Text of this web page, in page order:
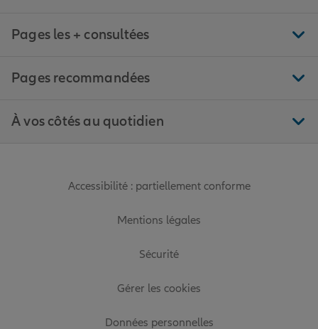
Pages les + consultées
Pages recommandées
À vos côtés au quotidien
Accessibilité : partiellement conforme
Mentions légales
Sécurité
Gérer les cookies
Données personnelles